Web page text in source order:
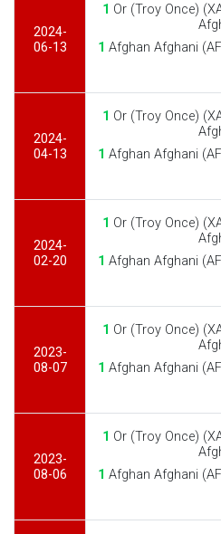
2024-
06-13
1 Or (Troy Once)
1 Afghan Afghani
2024-
04-13
1 Or (Troy Once)
1 Afghan Afghani
2024-
02-20
1 Or (Troy Once)
1 Afghan Afghani
2023-
08-07
1 Or (Troy Once)
1 Afghan Afghani
2023-
08-06
1 Or (Troy Once)
1 Afghan Afghani